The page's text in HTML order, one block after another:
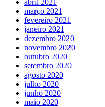
março 2021
fevereiro 2021
janeiro 2021
dezembro 2020
novembro 2020
outubro 2020
setembro 2020
agosto 2020
julho 2020
junho 2020
maio 2020